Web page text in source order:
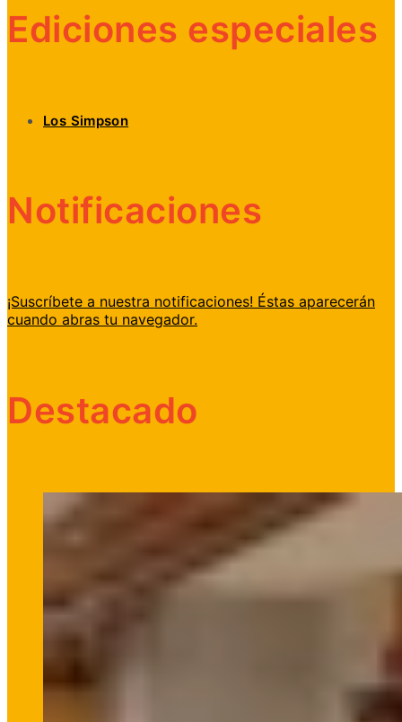
Ediciones especiales
Los Simpson
Notificaciones
¡Suscríbete a nuestra notificaciones! Éstas aparecerán
cuando abras tu navegador.
Destacado